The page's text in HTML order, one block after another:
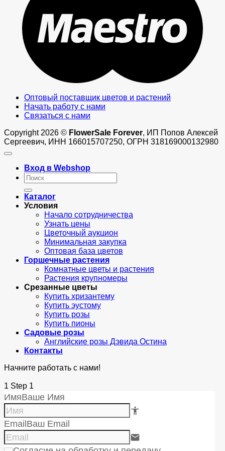
Оптовый поставщик цветов и растений
Начать работу с нами
Связаться с нами
Copyright 2026 © FlowerSale Forever, ИП Попов Алексей
Сергеевич, ИНН 166015707250, ОГРН 318169000132980
Вход в Webshop
Искать:
Каталог
Условия
Начало сотрудничества
Узнать цены
Цветочный аукцион
Минимальная закупка
Оптовая база цветов
Горшечные растения
Комнатные цветы и растения
Растения крупномеры
Срезанные цветы
Купить хризантему
Купить эустому
Купить розы
Купить пионы
Садовые розы
Английские розы Дэвида Остина
Контакты
Начните работать с нами!
1 Step 1
ИмяВаше Имя
accessibility e84e
EmailВаш Email
email